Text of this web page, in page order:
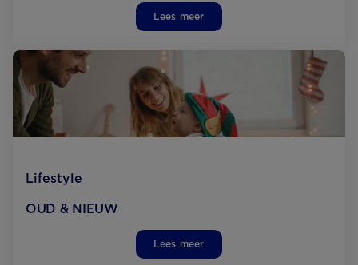
Lees meer
Lifestyle
OUD & NIEUW
Lees meer